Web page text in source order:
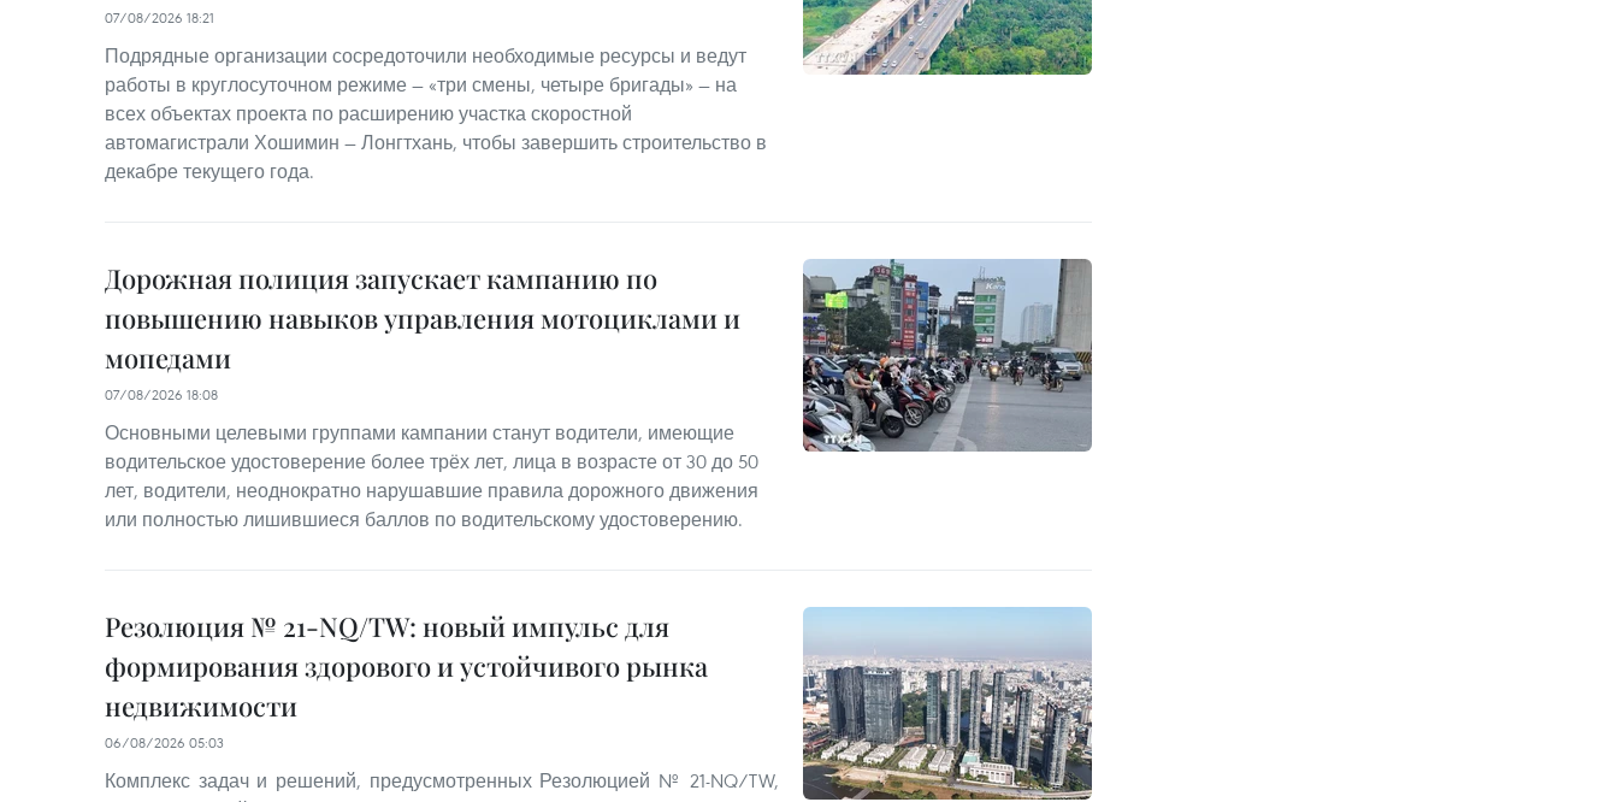
07/08/2026 18:21
Подрядные организации сосредоточили необходимые ресурсы и ведут
работы в круглосуточном режиме — «три смены, четыре бригады» — на
всех объектах проекта по расширению участка скоростной
автомагистрали Хошимин — Лонгтхань, чтобы завершить строительство в
декабре текущего года.
Дорожная полиция запускает кампанию по
повышению навыков управления мотоциклами и
мопедами
07/08/2026 18:08
Основными целевыми группами кампании станут водители, имеющие
водительское удостоверение более трёх лет, лица в возрасте от 30 до 50
лет, водители, неоднократно нарушавшие правила дорожного движения
или полностью лишившиеся баллов по водительскому удостоверению.
Резолюция № 21-NQ/TW: новый импульс для
формирования здорового и устойчивого рынка
недвижимости
06/08/2026 05:03
Комплекс задач и решений, предусмотренных Резолюцией № 21-NQ/TW,